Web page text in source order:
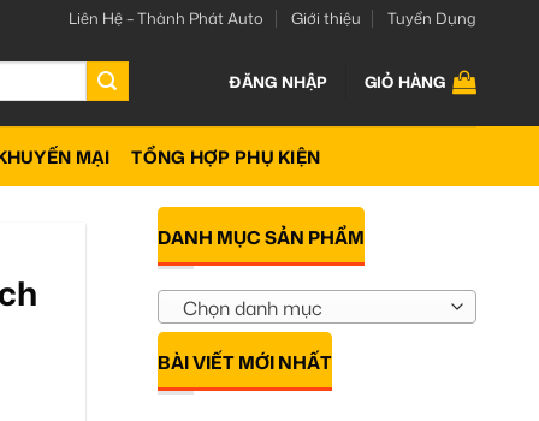
Liên Hệ – Thành Phát Auto Giới thiệu Tuyển Dụng
ĐĂNG NHẬP GIỎ HÀNG
MẠI TỔNG HỢP PHỤ KIỆN
DANH MỤC SẢN PHẨM
Chọn danh mục
BÀI VIẾT MỚI NHẤT